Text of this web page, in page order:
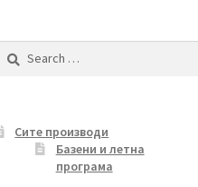
Search
Сите производи
Базени и летна
програма